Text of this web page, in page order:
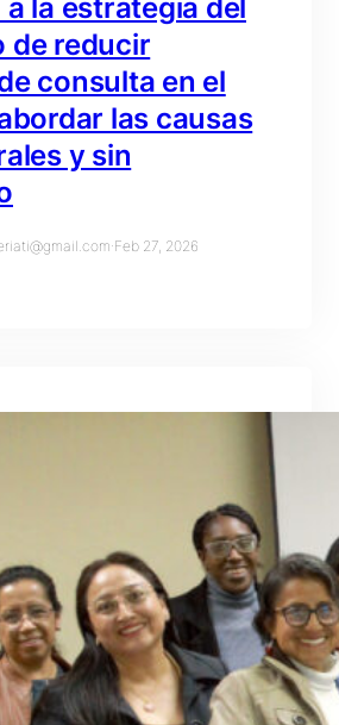
la estrategia del
de reducir
consulta en el
las causas
y sin
·Feb 27, 2026